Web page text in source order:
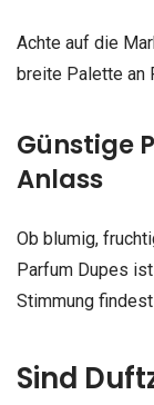
Achte auf die
breite Palette an
Günstige
Anlass
Ob blumig,
Parfum Dupes
Stimmung
Sind